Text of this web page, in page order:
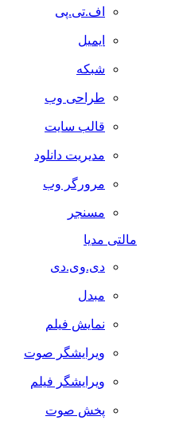
اف.تی.پی
ایمیل
شبکه
طراحی وب
قالب سایت
مدیریت دانلود
مرورگر وب
مسنجر
مالتی مدیا
دی.وی.دی
مبدل
نمایش فیلم
ویرایشگر صوت
ویرایشگر فیلم
پخش صوت